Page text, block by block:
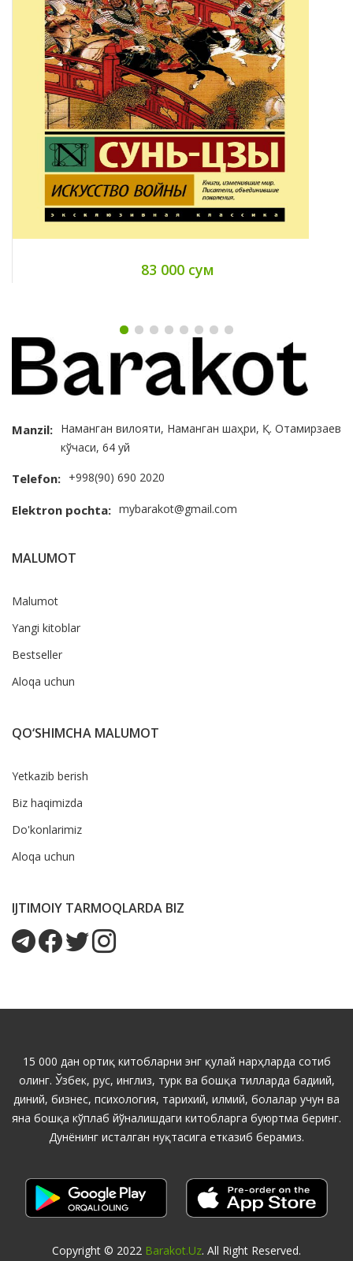
83 000 сум
Manzil: Наманган вилояти, Наманган шаҳри, Қ. Отамирзаев
кўчаси, 64 уй
Telefon: +998(90) 690 2020
Elektron pochta: mybarakot@gmail.com
MALUMOT
Malumot
Yangi kitoblar
Bestseller
Aloqa uchun
QO‘SHIMCHA MALUMOT
Yetkazib berish
Biz haqimizda
Do'konlarimiz
Aloqa uchun
IJTIMOIY TARMOQLARDA BIZ
15 000 дан ортиқ китобларни энг қулай нарҳларда сотиб
олинг. Ўзбек, рус, инглиз, турк ва бошқа тилларда бадиий,
диний, бизнес, психология, тарихий, илмий, болалар учун ва
яна бошқа кўплаб йўналишдаги китобларга буюртма беринг.
Дунёнинг исталган нуқтасига етказиб берамиз.
Copyright © 2022 Barakot.uz. All Right Reserved.